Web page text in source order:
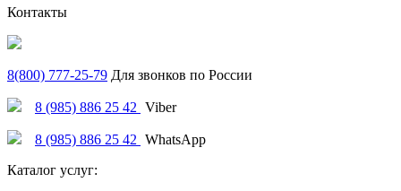
Контакты
8(800) 777-25-79 Для звонков по России
8 (985) 886 25 42 Viber
8 (985) 886 25 42 WhatsApp
Каталог услуг: